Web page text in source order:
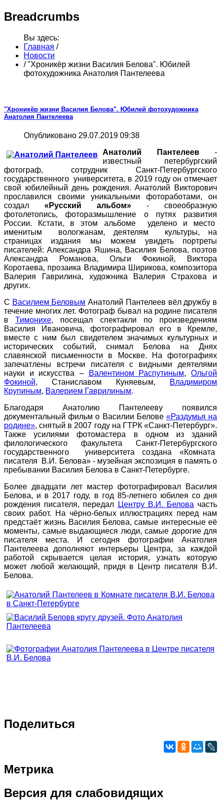
Breadcrumbs
Вы здесь:
Главная /
Новости
/ "Хроникёр жизни Василия Белова". Юбилей
фотохудожника Анатолия Пантелеева
"Хроникёр жизни Василия Белова". Юбилей фотохудожника
Анатолия Пантелеева
Опубликовано 29.07.2019 09:38
Анатолий Пантелеев -
известный петербургский
фотограф, сотрудник Санкт-Петербургского
государственного университета, в 2019 году он отмечает
свой юбилейный день рождения. Анатолий Викторович
прославился своими уникальными фотоработами, он
создал «Русский альбом» - своеобразную
фотолетопись, фоторазмышление о путях развития
России. Кстати, в этом альбоме уделено и место
именитым вологжанам, деятелям культуры, на
страницах издания мы можем увидеть портреты
писателей: Александра Яшина, Василия Белова, поэтов
Александра Романова, Ольги Фокиной, Виктора
Коротаева, прозаика Владимира Ширикова, композитора
Валерия Гаврилина, художника Валерия Страхова и
других.
С Василием Беловым Анатолий Пантелеев вёл дружбу в
течение многих лет. Фотограф бывал на родине писателя
вТимонихе, посещал спектакли по произведениям
Василия Ивановича, фотографировал его в Кремле,
вместе с ним был свидетелем значимых культурных и
исторических событий, снимал Белова на Днях
славянской письменности в Москве. На фотографиях
запечатлены встречи писателя с видными деятелями
науки и искусства –
Валентином Распутиным,Ольгой
Фокиной, Станиславом Куняевым,
Владимиром
Крупиным, Валерием Гаврилиным.
Благодаря Анатолию Пантелееву появился
документальный фильм о Василии Белове «Раздумья на
родине», снятый в 2007 году на ГТРК «Санкт-Петербург».
Также усилиями фотомастера в одном из зданий
филологического факультета Санкт-Петербургского
государственного университета создана «Комната
писателя В.И. Белова» - музейная экспозиция в память о
пребывании Василия Белова в Санкт-Петербурге.
Более двадцати лет мастер фотографировал Василия
Белова, и в 2017 году, в год 85-летнего юбилея со дня
рождения писателя, передал
Центру В.И. Белова часть
своих работ. На чёрно-белых иллюстрациях перед нам
предстаёт жизнь Василия Белова, самые интересные её
моменты, самые выдающиеся люди, самые дорогие для
писателя места. И сегодня фотографии Анатолия
Пантелеева дополняют интерьеры Центра, за каждой
работой скрывается целая история, узнать которую
может любой желающий, придя в Центр писателя В.И.
Белова.
Поделиться
Метрика
Версия для слабовидящих